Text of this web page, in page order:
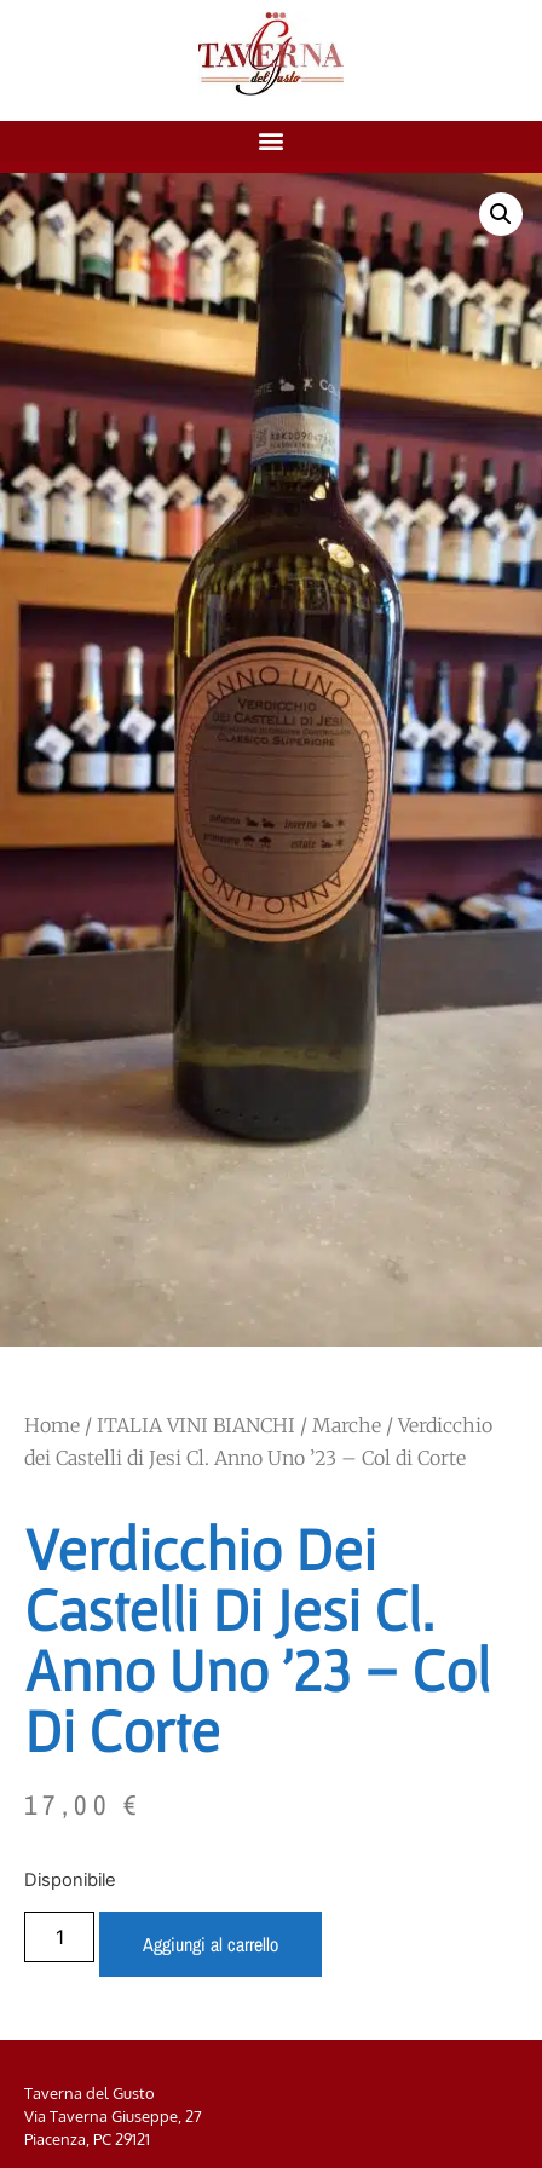
Home / ITALIA VINI BIANCHI / Marche / Verdicchio
dei Castelli di Jesi Cl. Anno Uno ’23 – Col di Corte
Verdicchio Dei
Castelli Di Jesi Cl.
Anno Uno ’23 – Col
Di Corte
17,00€
Disponibile
Aggiungi al carrello
Taverna del Gusto
Via Taverna Giuseppe, 27
Piacenza, PC29121